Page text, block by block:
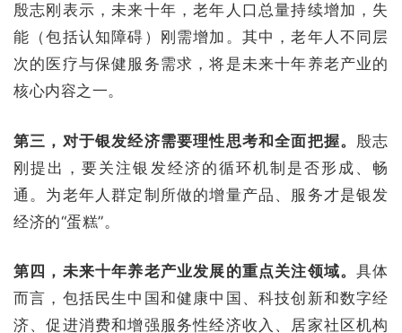
殷志刚表示，未来十年，老年人口总量持续增加，失
能（包括认知障碍）刚需增加。其中，老年人不同层
次的医疗与保健服务需求，将是未来十年养老产业的
核心内容之一。
第三，对于银发经济需要理性思考和全面把握。 殷志
刚提出，要关注银发经济的循环机制是否形成、畅
通。为老年人群定制所做的增量产品、服务才是银发
经济的“蛋糕”。
第四，未来十年养老产业发展的重点关注领域。具体
而言，包括民生中国和健康中国、科技创新和数字经
济、促进消费和增强服务性经济收入、居家社区机构